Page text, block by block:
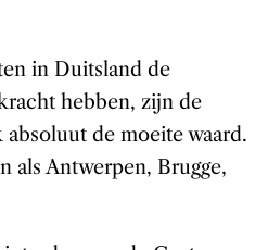
in Duitsland de
hebben, zijn de
de moeite waard.
als Antwerpen, Brugge,